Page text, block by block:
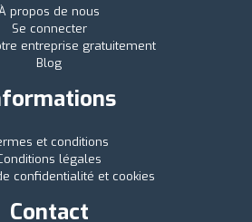
propos de nous
Se connecter
entreprise gratuitement
Blog
et conditions
légales
confidentialité et cookies
Contact